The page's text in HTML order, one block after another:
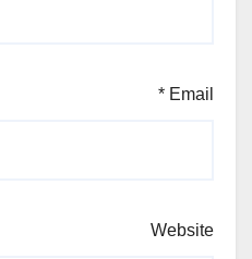
Email
*
Website